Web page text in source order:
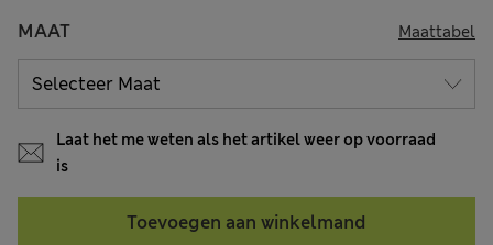
MAAT Maattabel
Laat het me weten als het artikel weer op voorraad
is
Toevoegen aan winkelmand